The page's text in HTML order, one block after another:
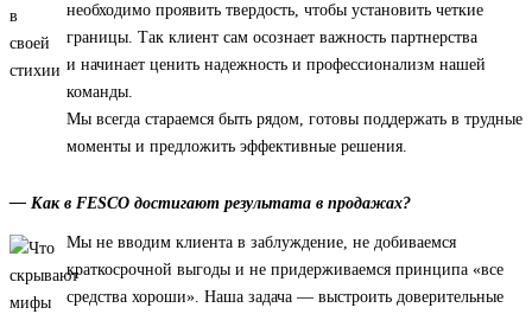
необходимо проявить твердость, чтобы установить четкие
границы. Так клиент сам осознает важность партнерства
и начинает ценить надежность и профессионализм нашей
команды.
Мы всегда стараемся быть рядом, готовы поддержать в трудные
моменты и предложить эффективные решения.
— Как в FESCO достигают результата в продажах?
Мы не вводим клиента в заблуждение, не добиваемся
краткосрочной выгоды и не придерживаемся принципа «все
средства хороши». Наша задача — выстроить доверительные